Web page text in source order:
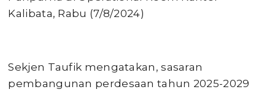
Kalibata, Rabu (7/8/2024)
Sekjen Taufik mengatakan, sasaran
pembangunan perdesaan tahun 2025-2029